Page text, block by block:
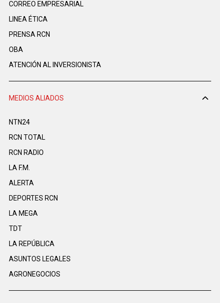
CORREO EMPRESARIAL
LINEA ÉTICA
PRENSA RCN
OBA
ATENCIÓN AL INVERSIONISTA
MEDIOS ALIADOS
NTN24
RCN TOTAL
RCN RADIO
LA F.M.
ALERTA
DEPORTES RCN
LA MEGA
TDT
LA REPÚBLICA
ASUNTOS LEGALES
AGRONEGOCIOS